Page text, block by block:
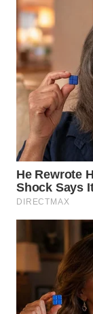
WN
SAMOSIR
WN
PADANG
LAWAS
WN
SUMEDANG
WN
CIANJUR
KEPULAUAN
SERIBU
WN
TANGERANG